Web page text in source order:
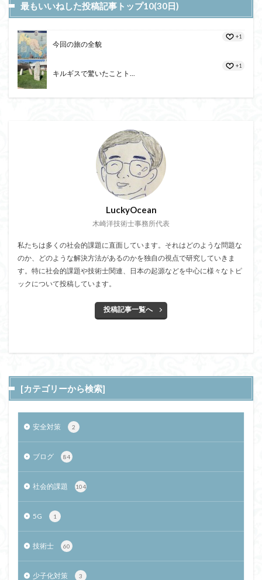
最もいいねした投稿記事トップ10(30日)
今回の旅の全貌
+1
キルギスで驚いたことト...
+1
LuckyOcean
木崎洋技術士事務所代表
私たちは多くの社会的課題に直面しています。それはどのような問題な
のか、どのような解決方法があるのかを独自の視点で研究していきま
す。特に社会的課題や技術士関連、日本の起源などを中心に様々なトピ
ックについて投稿しています。
投稿記事一覧へ
[カテゴリーから検索]
安全対策 2
ブログ 84
社会的課題 104
5G 1
技術士 60
少子化対策 3